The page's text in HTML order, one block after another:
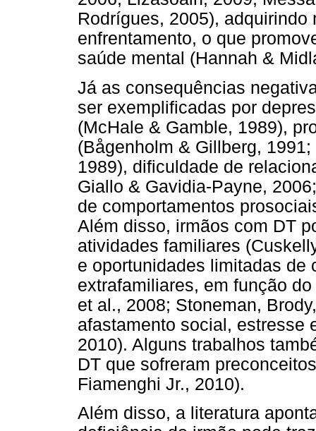
Rodrígues, 2005),
enfrentamento, o que
saúde mental (Hannah &
Já as consequências
ser exemplificadas por
(McHale & Gamble, 1989),
(Bågenholm & Gillberg,
1989), dificuldade de
Giallo & Gavidia-Payne,
de comportamentos
Além disso, irmãos com DT
atividades familiares
e oportunidades limitadas de
extrafamiliares, em função
et al., 2008; Stoneman,
afastamento social, estresse
2010). Alguns trabalhos
DT que sofreram
Fiamenghi Jr., 2010).
Além disso, a literatura